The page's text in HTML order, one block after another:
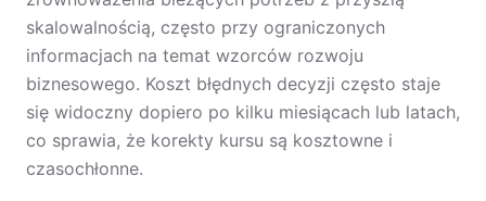
skalowalnością, często przy ograniczonych
informacjach na temat wzorców rozwoju
biznesowego. Koszt błędnych decyzji często staje
się widoczny dopiero po kilku miesiącach lub latach,
co sprawia, że korekty kursu są kosztowne i
czasochłonne.